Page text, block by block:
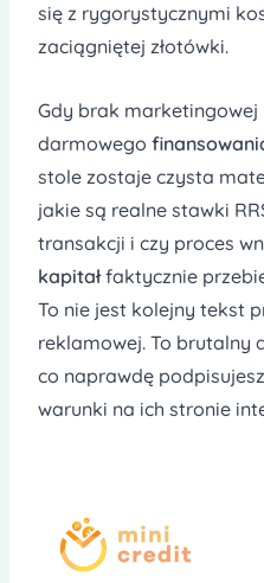
się z rygorystycznymi
zaciągniętej złotówki.
Gdy brak marketingowej
darmowego
stole zostaje czysta
jakie są realne stawki
transakcji i czy proces
kapitałfaktycznie
To nie jest kolejny tekst
reklamowej. To brutalny
co naprawdę
warunki na ich stronie